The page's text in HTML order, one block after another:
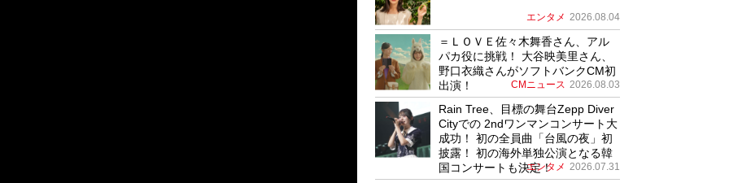
エンタメ 2026.08.04
＝ＬＯＶＥ佐々木舞香さん、アル
パカ役に挑戦！ 大谷映美里さん、
野口衣織さんがソフトバンクCM初
出演！
CMニュース 2026.08.03
Rain Tree、目標の舞台Zepp Diver
Cityでの 2ndワンマンコンサート大
成功！ 初の全員曲「台風の夜」初
披露！ 初の海外単独公演となる韓
国コンサートも決定！
エンタメ 2026.07.31